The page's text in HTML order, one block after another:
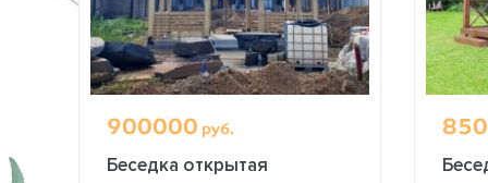
900000 руб.
Беседка открытая